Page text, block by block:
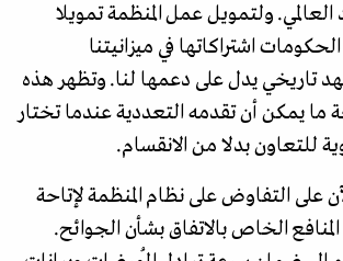
ولتمويل عمل المنظمة تمويلا
اشتراكاتها في ميزانيتنا
تاريخي يدل على دعمها لنا. وتظهر هذه
ما يمكن أن تقدمه التعددية عندما تختار
للتعاون بدلا من الانقسام.
على التفاوض على نظام المنظمة لإتاحة
الخاص بالاتفاق بشأن الجوائح.